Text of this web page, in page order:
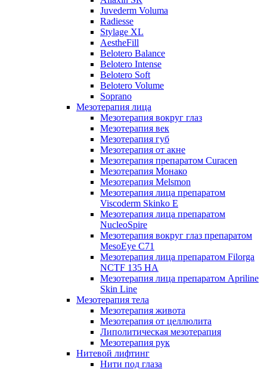
Juvederm Voluma
Radiesse
Stylage XL
AestheFill
Belotero Balance
Belotero Intense
Belotero Soft
Belotero Volume
Soprano
Мезотерапия лица
Мезотерапия вокруг глаз
Мезотерапия век
Мезотерапия губ
Мезотерапия от акне
Мезотерапия препаратом Curacen
Мезотерапия Монако
Мезотерапия Melsmon
Мезотерапия лица препаратом
Viscoderm Skinko E
Мезотерапия лица препаратом
NucleoSpire
Мезотерапия вокруг глаз препаратом
MesoEye С71
Мезотерапия лица препаратом Filorga
NCTF 135 HA
Мезотерапия лица препаратом Apriline
Skin Line
Мезотерапия тела
Мезотерапия живота
Мезотерапия от целлюлита
Липолитическая мезотерапия
Мезотерапия рук
Нитевой лифтинг
Нити под глаза